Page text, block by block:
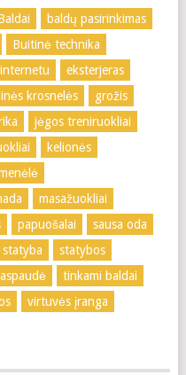
baldų pasirinkimas
Buitinė technika
eksterjeras
krosnelės
grožis
jėgos treniruokliai
kelionės
masažuokliai
papuošalai
sausa oda
statyba
statybos
tinkami baldai
virtuvės įranga